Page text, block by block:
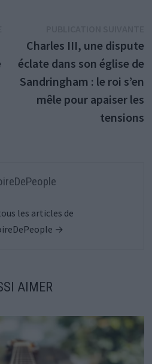
précédente :
Charles III, une dispute
éclate dans son église de
Sandringham : le roi s’en
mêle pour apaiser les
tensions
les articles de
→
AIMER